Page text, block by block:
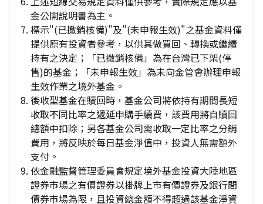
金公開說明書為主。
標示"(已撤銷核備)"及"(未申報生效)"之基金資料僅
提供原有投資者參考，以供其做買回、轉換或繼續
持有之決定；「已撤銷核備」為在台灣已下架(停
售)的基金；「未申報生效」為未向金管會辦理申報
生效作業之境外基金。
後收型基金在贖回時，基金公司將依持有期間長短
收取不同比率之遞延申購手續費，該費用將自贖回
總額中扣除；另各基金公司需收取一定比率之分銷
費用，將反映於每日基金淨值中，投資人無需額外
支付。
依金融監督管理委員會規定境外基金投資大陸地區
證券市場之有價證券以掛牌上市有價證券及銀行間
債券市場為限，且投資總金額不得超過該基金淨資